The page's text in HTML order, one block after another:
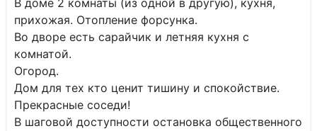
В доме 2 комнаты (из одной в другую), кухня,
прихожая. Отопление форсунка.
Во дворе есть сарайчик и летняя кухня с
комнатой.
Огород.
Дом для тех кто ценит тишину и спокойствие.
Прекрасные соседи!
В шаговой доступности остановка общественного